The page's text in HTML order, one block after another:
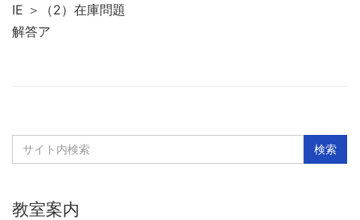
IE ＞（2）在庫問題
解答ア
教室案内